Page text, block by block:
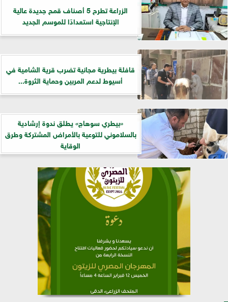
الزراعة تطرح 5 أصناف قمح جديدة عالية
الإنتاجية استعدادًا للموسم الجديد
قافلة بيطرية مجانية تضرب قرية الشامية في
أسيوط لدعم المربين وحماية الثروة...
«بيطري سوهاج» يطلق ندوة إرشادية
بالسلاموني للتوعية بالأمراض المشتركة وطرق
الوقاية